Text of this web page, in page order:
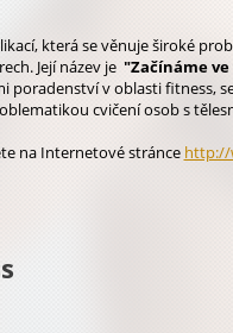
která se věnuje široké
Její název je "Začínáme
poradenství v oblasti fitness,
cvičení osob s
na Internetové stránce http://